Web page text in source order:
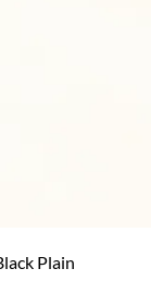
Plain